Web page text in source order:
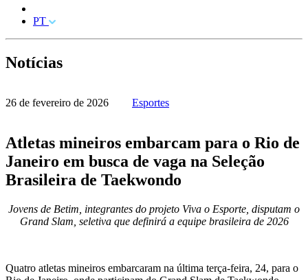
PT
Notícias
26 de fevereiro de 2026 Esportes
Atletas mineiros embarcam para o Rio de
Janeiro em busca de vaga na Seleção
Brasileira de Taekwondo
Jovens de Betim, integrantes do projeto Viva o Esporte, disputam o
Grand Slam, seletiva que definirá a equipe brasileira de 2026
Quatro atletas mineiros embarcaram na última terça-feira, 24, para o